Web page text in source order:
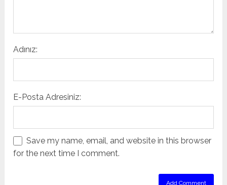
Adınız:
E-Posta Adresiniz:
Save my name, email, and website in this browser
for the next time I comment.